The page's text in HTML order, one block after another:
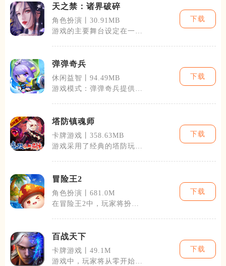
天之禁：诸界破碎
角色扮演丨30.91MB
游戏的主要舞台设定在一个
下载
弹弹奇兵
休闲益智丨94.49MB
游戏模式：弹弹奇兵提供了
下载
塔防镇魂师
卡牌游戏丨358.63MB
游戏采用了经典的塔防玩
下载
冒险王2
角色扮演丨681.0M
在冒险王2中，玩家将扮演
下载
百战天下
卡牌游戏丨49.1M
游戏中，玩家将从零开始，
下载